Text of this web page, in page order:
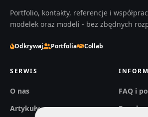
Portfolio, kontakty, referencje i
modelek oraz modeli - bez zbędnych
Odkrywaj Portfolia Collab
SERWIS
O nas
Artykuły
FAQ i